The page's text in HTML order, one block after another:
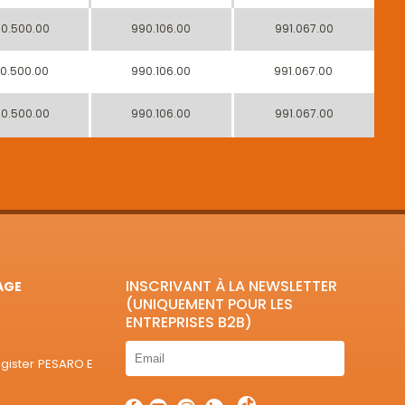
990.106.00 991.067.00
990.106.00 991.067.00
990.106.00 991.067.00
PESARO E
INSCRIVANT À LA NEWSLETTER
(UNIQUEMENT POUR LES
ENTREPRISES B2B)